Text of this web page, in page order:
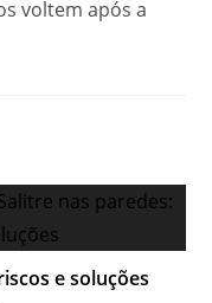
voltem após a
e soluções